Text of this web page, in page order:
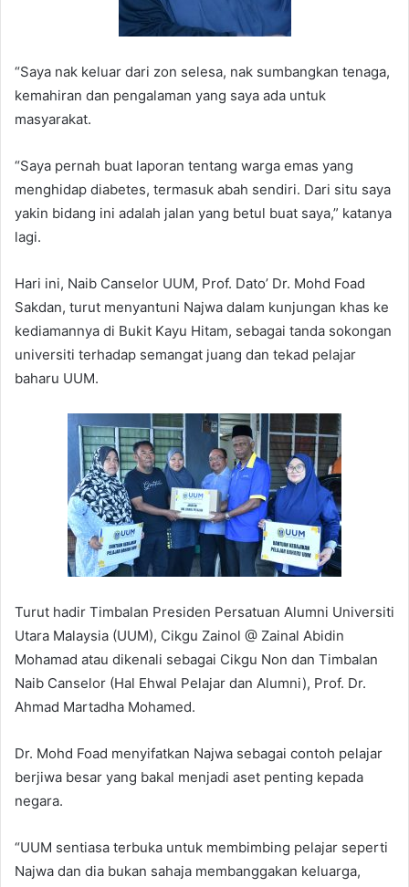
“Saya nak keluar dari zon selesa, nak sumbangkan tenaga,
kemahiran dan pengalaman yang saya ada untuk
masyarakat.
“Saya pernah buat laporan tentang warga emas yang
menghidap diabetes, termasuk abah sendiri. Dari situ saya
yakin bidang ini adalah jalan yang betul buat saya,” katanya
lagi.
Hari ini, Naib Canselor UUM, Prof. Dato’ Dr. Mohd Foad
Sakdan, turut menyantuni Najwa dalam kunjungan khas ke
kediamannya di Bukit Kayu Hitam, sebagai tanda sokongan
universiti terhadap semangat juang dan tekad pelajar
baharu UUM.
Turut hadir Timbalan Presiden Persatuan Alumni Universiti
Utara Malaysia (UUM), Cikgu Zainol @ Zainal Abidin
Mohamad atau dikenali sebagai Cikgu Non dan Timbalan
Naib Canselor (Hal Ehwal Pelajar dan Alumni), Prof. Dr.
Ahmad Martadha Mohamed.
Dr. Mohd Foad menyifatkan Najwa sebagai contoh pelajar
berjiwa besar yang bakal menjadi aset penting kepada
negara.
“UUM sentiasa terbuka untuk membimbing pelajar seperti
Najwa dan dia bukan sahaja membanggakan keluarga,